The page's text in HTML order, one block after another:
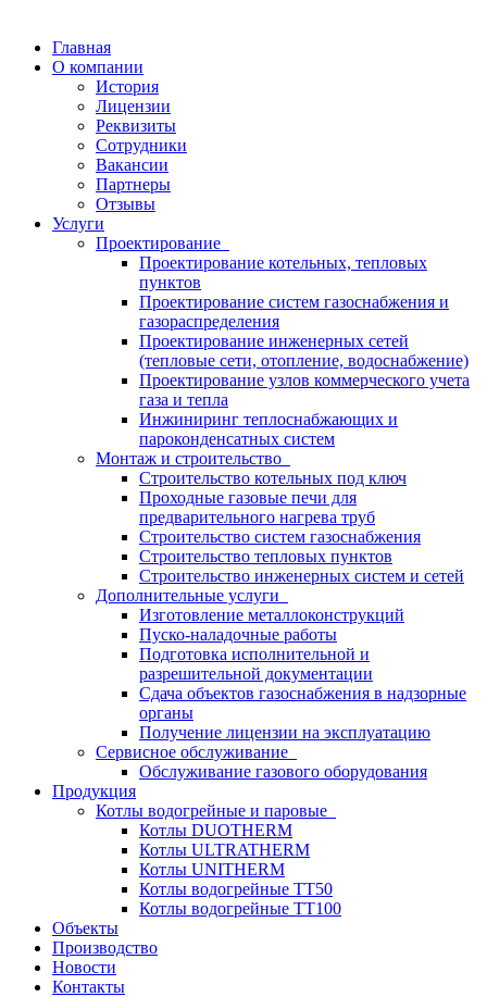
Главная
О компании
История
Лицензии
Реквизиты
Сотрудники
Вакансии
Партнеры
Отзывы
Услуги
Проектирование
Проектирование котельных, тепловых
пунктов
Проектирование систем газоснабжения и
газораспределения
Проектирование инженерных сетей
(тепловые сети, отопление, водоснабжение)
Проектирование узлов коммерческого учета
газа и тепла
Инжиниринг теплоснабжающих и
пароконденсатных систем
Монтаж и строительство
Строительство котельных под ключ
Проходные газовые печи для
предварительного нагрева труб
Строительство систем газоснабжения
Строительство тепловых пунктов
Строительство инженерных систем и сетей
Дополнительные услуги
Изготовление металлоконструкций
Пуско-наладочные работы
Подготовка исполнительной и
разрешительной документации
Сдача объектов газоснабжения в надзорные
органы
Получение лицензии на эксплуатацию
Сервисное обслуживание
Обслуживание газового оборудования
Продукция
Котлы водогрейные и паровые
Котлы DUOTHERM
Котлы ULTRATHERM
Котлы UNITHERM
Котлы водогрейные ТТ50
Котлы водогрейные ТТ100
Объекты
Производство
Новости
Контакты